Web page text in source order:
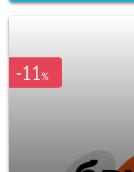
-11%